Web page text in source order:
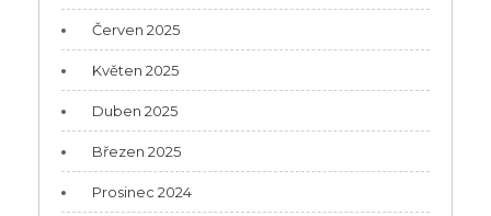
Červen 2025
Květen 2025
Duben 2025
Březen 2025
Prosinec 2024